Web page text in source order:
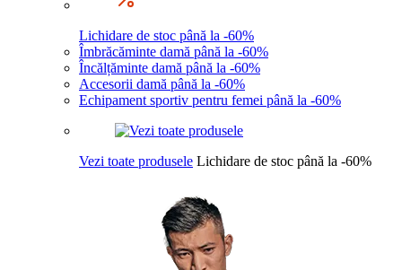
Lichidare de stoc până la -60%
Îmbrăcăminte damă până la -60%
Încălțăminte damă până la -60%
Accesorii damă până la -60%
Echipament sportiv pentru femei până la -60%
Vezi toate produsele Lichidare de stoc până la -60%